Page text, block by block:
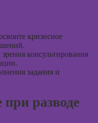
кризисное
консультирования
задания и
разводе